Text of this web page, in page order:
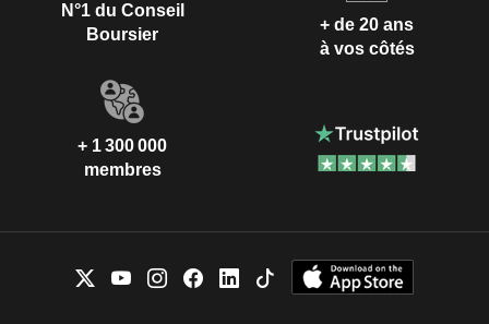
N°1 du Conseil
Boursier
+ de 20 ans
à vos côtés
+ 1 300 000
membres